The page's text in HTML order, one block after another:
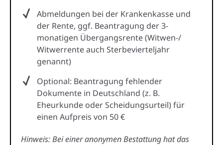
Abmeldungen bei der Krankenkasse und
der Rente, ggf. Beantragung der 3-
monatigen Übergangsrente (Witwen-/
Witwerrente auch Sterbevierteljahr
genannt)
Optional: Beantragung fehlender
Dokumente in Deutschland (z. B.
Eheurkunde oder Scheidungsurteil) für
einen Aufpreis von 50 €
Hinweis: Bei einer anonymen Bestattung hat das